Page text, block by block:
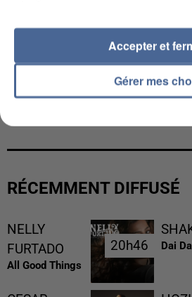
L’UN DES FONDATEURS
RÉCEMMENT DIFFUSÉ
NELLY
FURTADO
All Good Things
20h46
20h46 Dai
Gérer mes
Accepter et